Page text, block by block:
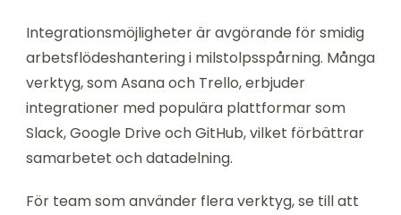
Integrationsmöjligheter är avgörande för smidig
arbetsflödeshantering i milstolpsspårning. Många
verktyg, som Asana och Trello, erbjuder
integrationer med populära plattformar som
Slack, Google Drive och GitHub, vilket förbättrar
samarbetet och datadelning.
För team som använder flera verktyg, se till att